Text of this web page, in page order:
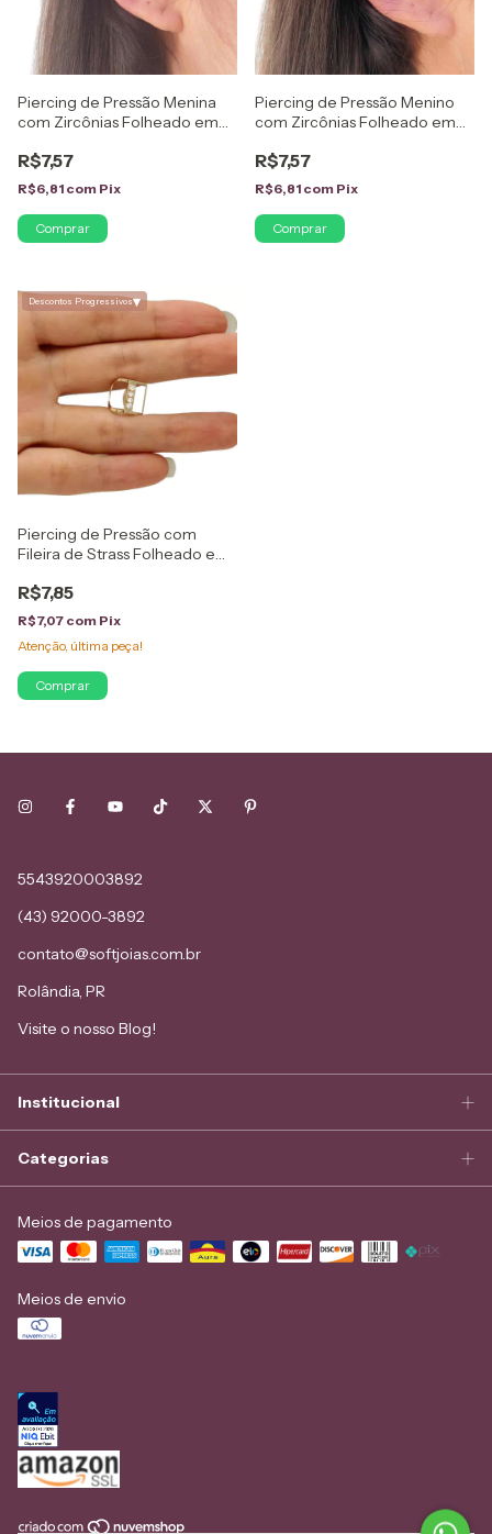
Piercing de Pressão Menina
com Zircônias Folheado em
R$7,57
R$6,81 com Pix
Comprar
Piercing de Pressão Menino
com Zircônias Folheado em
R$7,57
R$6,81 com Pix
Comprar
Descontos Progressivos▾
Piercing de Pressão com
Fileira de Strass Folheado em
R$7,85
R$7,07 com Pix
Atenção, última peça!
5543920003892
(43) 92000-3892
contato@softjoias.com.br
Rolândia, PR
Visite o nosso Blog!
Institucional
Categorias
Meios de pagamento
Meios de envio